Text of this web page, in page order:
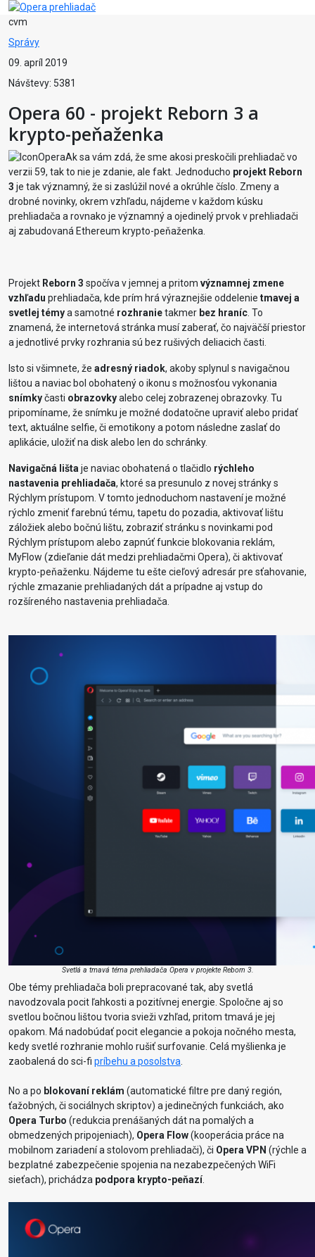
cvm
Správy
09. apríl 2019
Návštevy: 5381
Opera 60 - projekt Reborn 3 a
krypto-peňaženka
Ak sa vám zdá, že sme akosi preskočili prehliadač vo
verzii 59, tak to nie je zdanie, ale fakt. Jednoducho projekt Reborn
3 je tak významný, že si zaslúžil nové a okrúhle číslo. Zmeny a
drobné novinky, okrem vzhľadu, nájdeme v každom kúsku
prehliadača a rovnako je významný a ojedinelý prvok v prehliadači
aj zabudovaná Ethereum krypto-peňaženka.
Projekt Reborn 3 spočíva v jemnej a pritom významnej zmene
vzhľadu prehliadača, kde prím hrá výraznejšie oddelenie tmavej a
svetlej témya samotné rozhranietakmer bez hraníc . To
znamená, že internetová stránka musí zaberať, čo najväčší priestor
a jednotlivé prvky rozhrania sú bez rušivých deliacich časti.
Isto si všimnete, že adresný riadok, akoby splynul s navigačnou
lištou a naviac bol obohatený o ikonu s možnosťou vykonania
snímkyčasti obrazovkyalebo celej zobrazenej obrazovky. Tu
pripomíname, že snímku je možné dodatočne upraviť alebo pridať
text, aktuálne selfie, či emotikony a potom následne zaslať do
aplikácie, uložiť na disk alebo len do schránky.
Navigačná lišta je naviac obohatená o tlačidlo rýchleho
nastavenia prehliadača, ktoré sa presunulo z novej stránky s
Rýchlym prístupom. V tomto jednoduchom nastavení je možné
rýchlo zmeniť farebnú tému, tapetu do pozadia, aktivovať lištu
záložiek alebo bočnú lištu, zobraziť stránku s novinkami pod
Rýchlym prístupom alebo zapnúť funkcie blokovania reklám,
MyFlow (zdieľanie dát medzi prehliadačmi Opera), či aktivovať
krypto-peňaženku. Nájdeme tu ešte cieľový adresár pre sťahovanie,
rýchle zmazanie prehliadaných dát a prípadne aj vstup do
rozšíreného nastavenia prehliadača.
Svetlá a tmavá téma prehliadača Opera v projekte Reborn 3.
Obe témy prehliadača boli prepracované tak, aby svetlá
navodzovala pocit ľahkosti a pozitívnej energie. Spoločne aj so
svetlou bočnou lištou tvoria svieži vzhľad, pritom tmavá je jej
opakom. Má nadobúdať pocit elegancie a pokoja nočného mesta,
kedy svetlé rozhranie mohlo rušiť surfovanie. Celá myšlienka je
zaobalená do sci-fi príbehu a posolstva.
No a po blokovaní reklám (automatické filtre pre daný región,
ťažobných, či sociálnych skriptov) a jedinečných funkciách, ako
Opera Turbo (redukcia prenášaných dát na pomalých a
obmedzených pripojeniach), Opera Flow(kooperácia práce na
mobilnom zariadení a stolovom prehliadači), či Opera VPN (rýchle a
bezplatné zabezpečenie spojenia na nezabezpečených WiFi
sieťach), prichádza podpora krypto-peňazí.